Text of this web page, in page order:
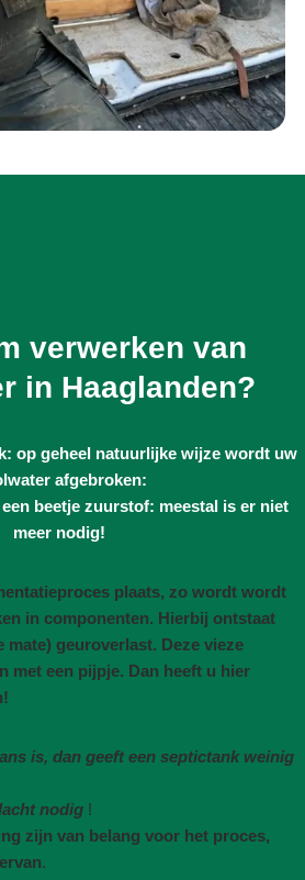
verwerken van
in Haaglanden?
op geheel natuurlijke wijze wordt uw
afgebroken:
beetje zuurstof: meestal is er niet
meer nodig!
plaats, zo wordt wordt
in componenten. Hierbij ontstaat
geuroverlast. Deze vieze
met een pijpje. Dan heeft u hier
is, dan geeft een septictank weinig
nodig !
zijn van belang voor het proces,
.